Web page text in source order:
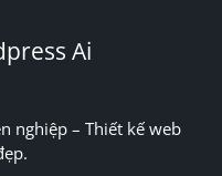
Ai
nghiệp – Thiết kế web